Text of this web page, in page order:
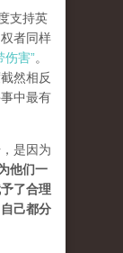
支持英
者同样
伤害”。
然相反
中最有
是因为
他们一
了合理
己都分